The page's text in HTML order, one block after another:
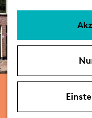
S
i
e
z
u
Tage der